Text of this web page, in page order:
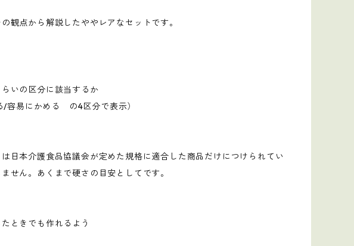
観点から解説したややレアなセットです。
いの区分に該当するか
/容易にかめる の4区分で表示）
日本介護食品協議会が定めた規格に適合した商品だけにつけられてい
せん。あくまで硬さの目安としてです。
ときでも作れるよう